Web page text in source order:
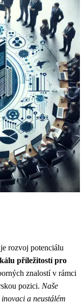
rozvoj potenciálu
příležitostí pro
znalostí v rámci
pozici. Naše
a neustálém